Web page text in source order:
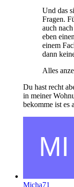
Und das
Fragen.
auch
eben
einem
dann
Alles
Du hast recht
in meiner
bekomme ist es
Micha71